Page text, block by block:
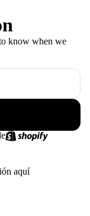
know when we
aquí